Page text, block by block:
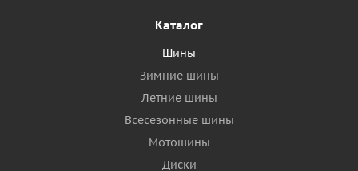
Каталог
Шины
Зимние шины
Летние шины
Всесезонные шины
Мотошины
Диски